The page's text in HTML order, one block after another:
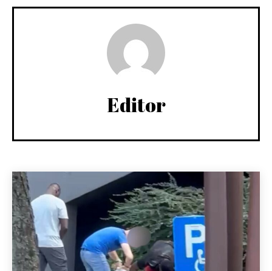
Editor